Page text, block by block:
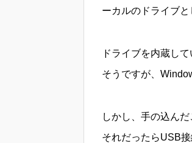
ーカルのドライブと
ドライブを内蔵し
そうですが、
しかし、手の込ん
それだったらUSB